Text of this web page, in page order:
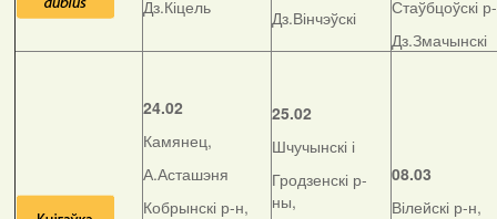
Дз.Кіцель
Дз.Вінчэўскі
Стаўбцоўскі
Дз.Змачынскі
24.02
Камянец,
А.Асташэня
Кобрынскі р-н,
25.02
Шчучынскі і
Гродзенскі р-
ны,
08.03
Вілейскі р-н,